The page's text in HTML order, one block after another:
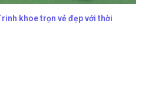
khoe trọn vẻ đẹp với thời